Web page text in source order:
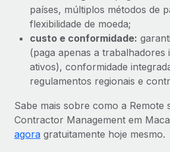
países, múltiplos métodos de
flexibilidade de moeda;
custo e conformidade:
(paga apenas a trabalhadores
ativos), conformidade
regulamentos regionais e
Sabe mais sobre como a Remote
Contractor Management em
agora gratuitamente hoje mesmo.